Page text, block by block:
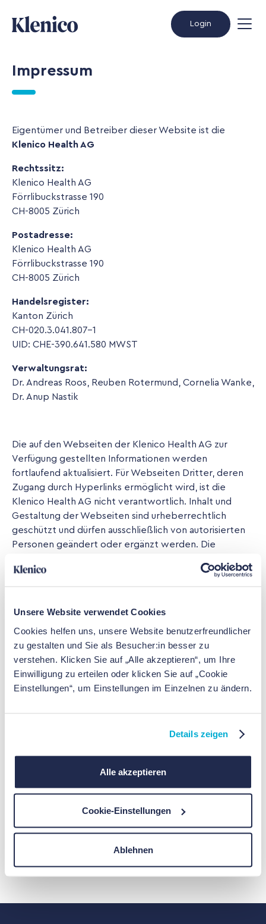
Unsere Website verwendet Cookies
Cookies helfen uns, unsere Website benutzerfreundlicher
zu gestalten und Sie als Besucher:in besser zu
verstehen. Klicken Sie auf „Alle akzeptieren“, um Ihre
Einwilligung zu erteilen oder klicken Sie auf „Cookie
Einstellungen“, um Einstellungen im Einzelnen zu ändern.
Details zeigen
Alle akzeptieren
Cookie-Einstellungen
Ablehnen
Login
Impressum
Eigentümer und Betreiber dieser Website ist die
Klenico Health AG
Rechtssitz:
Klenico Health AG
Förrlibuckstrasse 190
CH-8005 Zürich
Postadresse:
Klenico Health AG
Förrlibuckstrasse 190
CH-8005 Zürich
Handelsregister:
Kanton Zürich
CH-020.3.041.807-1
UID: CHE-390.641.580 MWST
Verwaltungsrat:
Dr. Andreas Roos, Reuben Rotermund, Cornelia Wanke,
Dr. Anup Nastik
Die auf den Webseiten der Klenico Health AG zur
Verfügung gestellten Informationen werden
fortlaufend aktualisiert. Für Webseiten Dritter, deren
Zugang durch Hyperlinks ermöglicht wird, ist die
Klenico Health AG nicht verantwortlich. Inhalt und
Gestaltung der Webseiten sind urheberrechtlich
geschützt und dürfen ausschließlich von autorisierten
Personen geändert oder ergänzt werden. Die
Gestaltung bedarf der schriftlichen Zustimmung der
fehlerhafte Angaben wird ausgeschlossen.
Quellen & Angaben
Quellenangaben für die Häufigkeit und Verteilung von
https://de.statista.com/statistik/daten/studie/
von-angststoerungen/
https://www.rki.de/DE/Content/
__blob=publicationFile#:~:text=Hier
[26]
https://www.dhs.de/suechte/alkohol/zahlen-
daten-fakten